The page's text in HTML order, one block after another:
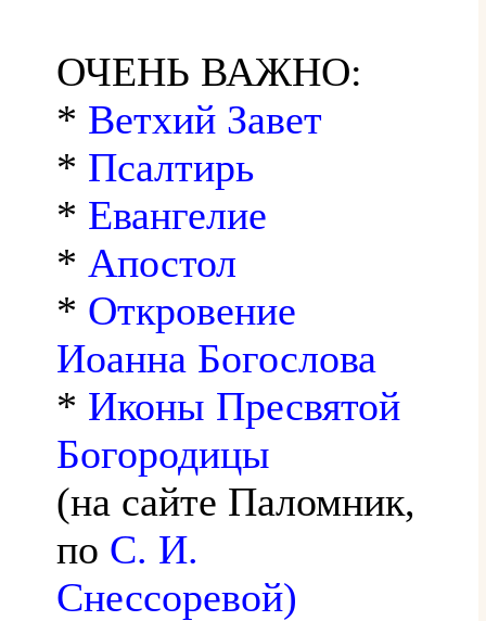
ОЧЕНЬ ВАЖНО:
* Ветхий Завет
* Псалтирь
* Евангелие
* Апостол
* Откровение
Иоанна Богослова
* Иконы Пресвятой
Богородицы
(на сайте Паломник,
по С. И.
Снессоревой)